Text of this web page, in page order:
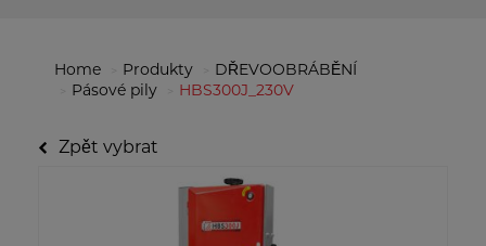
Home Produkty
DŘEVOOBRÁBĚNÍ
Pásové pily
HBS300J_230V
Zpět vybrat